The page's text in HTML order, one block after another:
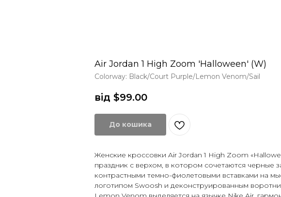
Air Jordan 1 High Zoom 'Halloween' (W)
Colorway: Black/Court Purple/Lemon Venom/Sail
від $99.00
До кошика
Женские кроссовки Air Jordan 1 High Zoom
праздник с верхом, в котором сочетаются черные
контрастными темно-фиолетовыми вставками на
логотипом Swoosh и деконструированным